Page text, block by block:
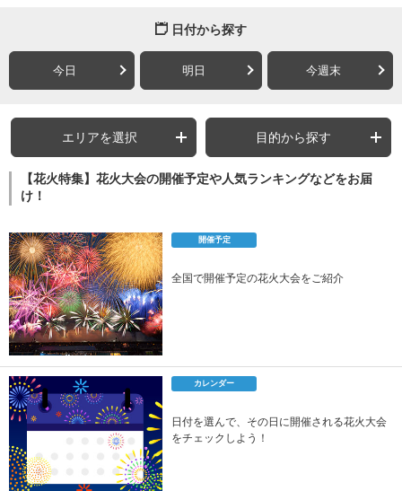
日付から探す
今日 明日 今週末
エリアを選択 目的から探す
【花火特集】花火大会の開催予定や人気ランキングなどをお届
け！
開催予定
全国で開催予定の花火大会をご紹介
カレンダー
日付を選んで、その日に開催される花火大会
をチェックしよう！